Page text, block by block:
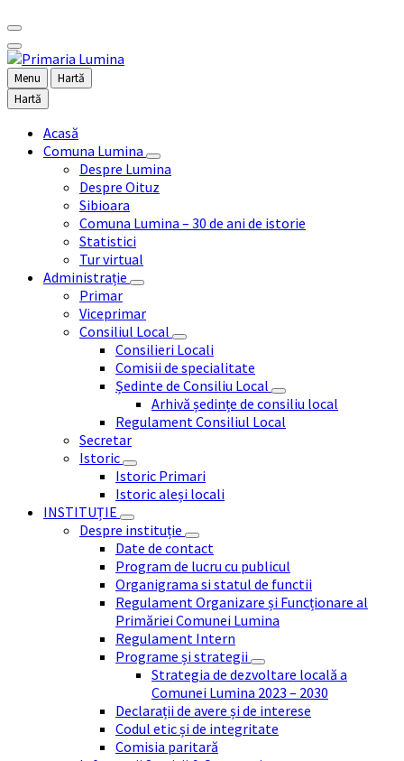
Menu
Hartă
Hartă
Acasă
Comuna Lumina
Despre Lumina
Despre Oituz
Sibioara
Comuna Lumina – 30 de ani de istorie
Statistici
Tur virtual
Administrație
Primar
Viceprimar
Consiliul Local
Consilieri Locali
Comisii de specialitate
Ședinte de Consiliu Local
Arhivă ședințe de consiliu local
Regulament Consiliul Local
Secretar
Istoric
Istoric Primari
Istoric aleși locali
INSTITUȚIE
Despre instituție
Date de contact
Program de lucru cu publicul
Organigrama si statul de functii
Regulament Organizare și Funcționare al
Primăriei Comunei Lumina
Regulament Intern
Programe și strategii
Strategia de dezvoltare locală a
Comunei Lumina 2023 – 2030
Declarații de avere și de interese
Codul etic și de integritate
Comisia paritară